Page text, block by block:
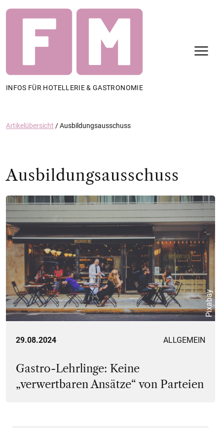
INFOS FÜR HOTELLERIE & GASTRONOMIE
Artikelübersicht /Ausbildungsausschuss
Ausbildungsausschuss
Pixabay
29.08.2024 ALLGEMEIN
Gastro-Lehrlinge: Keine
„verwertbaren Ansätze“ von Parteien